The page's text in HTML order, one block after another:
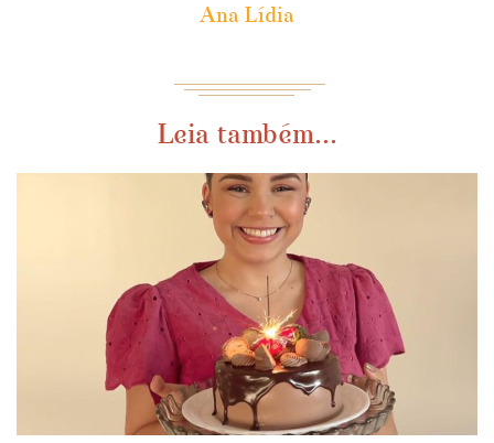
Ana Lídia
Leia também...